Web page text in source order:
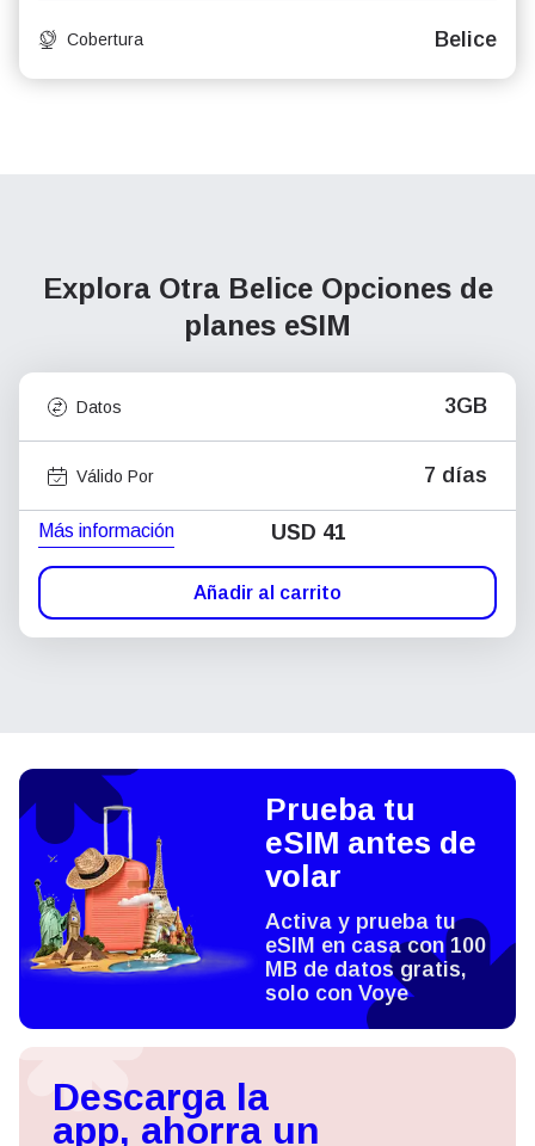
Cobertura Belice
Explora Otra Belice Opciones de
planes eSIM
Datos 3GB
Válido Por 7 días
Más información USD 41
Añadir al carrito
Prueba tu
eSIM antes de
volar
Activa y prueba tu
eSIM en casa con 100
MB de datos gratis,
solo con Voye
Descarga la
app, ahorra un